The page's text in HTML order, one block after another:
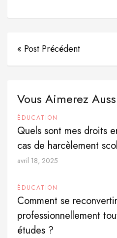
« Post Précédent
Vous Aimerez
ÉDUCATION
Quels sont mes droits
cas de harcèlement
avril 18, 2025
ÉDUCATION
Comment se reconvertir
professionnellement
études ?